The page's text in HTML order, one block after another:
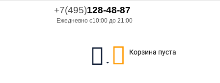
+7(495)128-48-87
Ежедневно с10:00 до 21:00
Корзина пуста